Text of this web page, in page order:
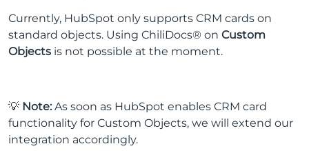
Currently, HubSpot only supports CRM cards on
standard objects. Using ChiliDocs® on Custom
Objects is not possible at the moment.
💡 Note:As soon as HubSpot enables CRM card
functionality for Custom Objects, we will extend our
integration accordingly.